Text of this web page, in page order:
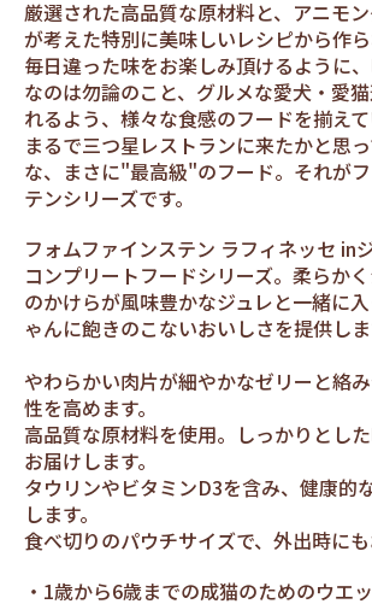
厳選された高品質な原材料と、アニモ
が考えた特別に美味しいレシピから作ら
毎日違った味をお楽しみ頂けるように
なのは勿論のこと、グルメな愛犬・愛
れるよう、様々な食感のフードを揃えて
まるで三つ星レストランに来たかと思
な、まさに"最高級"のフード。それが
テンシリーズです。
フォムファインステン ラフィネッセ in
コンプリートフードシリーズ。柔らか
のかけらが風味豊かなジュレと一緒に
ゃんに飽きのこないおいしさを提供しま
やわらかい肉片が細やかなゼリーと絡
性を高めます。
高品質な原材料を使用。しっかりとし
お届けします。
タウリンやビタミンD3を含み、健康的
します。
食べ切りのパウチサイズで、外出時にも
1歳から6歳までの成猫のためのウエ